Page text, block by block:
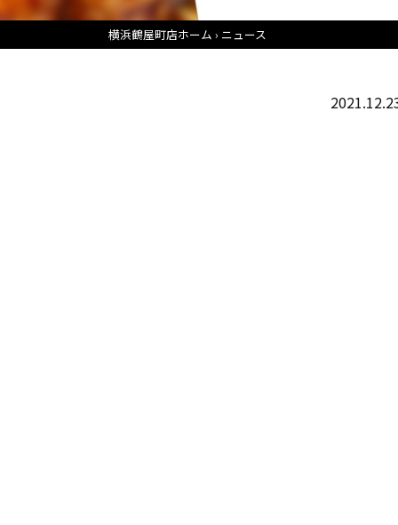
横浜鶴屋町店ホーム ニュース